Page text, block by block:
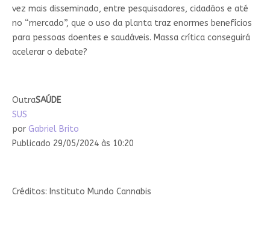
vez mais disseminado, entre pesquisadores, cidadãos e até
no “mercado”, que o uso da planta traz enormes benefícios
para pessoas doentes e saudáveis. Massa crítica conseguirá
acelerar o debate?
OutraSAÚDE
SUS
por Gabriel Brito
Publicado 29/05/2024 às 10:20
Créditos: Instituto Mundo Cannabis